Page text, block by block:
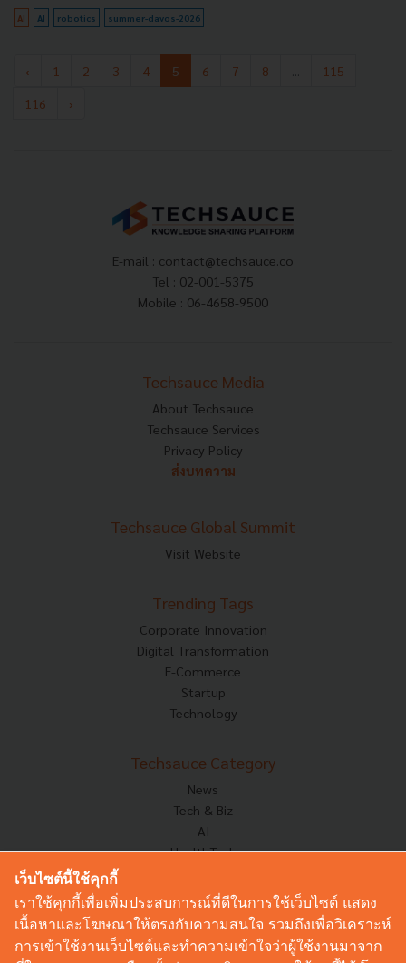
AI AI robotics summer-davos-2026
‹ 1 2 3 4 5 6 7 8
115
116
›
E-mail : contact@techsauce.co
Tel : 02-001-5375
Mobile : 06-4658-9500
Techsauce Media
About Techsauce
Techsauce Services
Privacy Policy
ส่งบทความ
Techsauce Global Summit
Visit Website
Trending Tags
Corporate Innovation
Digital Transformation
E-Commerce
Startup
Technology
Techsauce Category
News
Tech & Biz
AI
HealthTech
Corp Innov
Saucy Thoughts
Based On
Sustainable
เว็บไซต์นี้ใช้คุกกี้
เราใช้คุกกี้เพื่อเพิ่มประสบการณ์ที่ดีในการใช้เว็บไซต์ แสดง
เนื้อหาและโฆษณาให้ตรงกับความสนใจ รวมถึงเพื่อวิเคราะห์
การเข้าใช้งานเว็บไซต์และทำความเข้าใจว่าผู้ใช้งานมาจาก